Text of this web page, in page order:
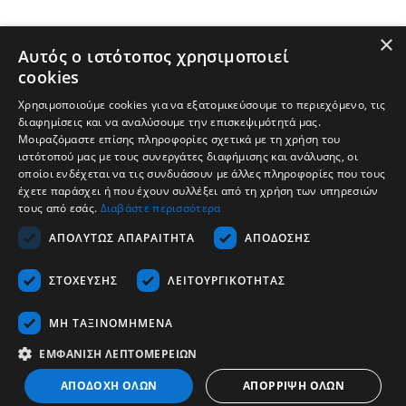
Εταιρεία
Καριέρα
Ελληνικά
Copyrights © 2026 - Tescom Hellas SA
×
Αυτός ο ιστότοπος χρησιμοποιεί
cookies
Χρησιμοποιούμε cookies για να εξατομικεύσουμε το περιεχόμενο, τις
διαφημίσεις και να αναλύσουμε την επισκεψιμότητά μας.
Μοιραζόμαστε επίσης πληροφορίες σχετικά με τη χρήση του
ιστότοπού μας με τους συνεργάτες διαφήμισης και ανάλυσης, οι
οποίοι ενδέχεται να τις συνδυάσουν με άλλες πληροφορίες που τους
έχετε παράσχει ή που έχουν συλλέξει από τη χρήση των υπηρεσιών
τους από εσάς. Διαβάστε περισσότερα
ΑΠΟΛΎΤΩΣ ΑΠΑΡΑΊΤΗΤΑ
ΑΠΌΔΟΣΗΣ
ΣΤΌΧΕΥΣΗΣ ΛΕΙΤΟΥΡΓΙΚΌΤΗΤΑΣ
ΜΗ ΤΑΞΙΝΟΜΗΜΈΝΑ
ΕΜΦΆΝΙΣΗ ΛΕΠΤΟΜΕΡΕΙΏΝ
ΑΠΟΔΟΧΉ ΌΛΩΝ ΑΠΌΡΡΙΨΗ ΌΛΩΝ